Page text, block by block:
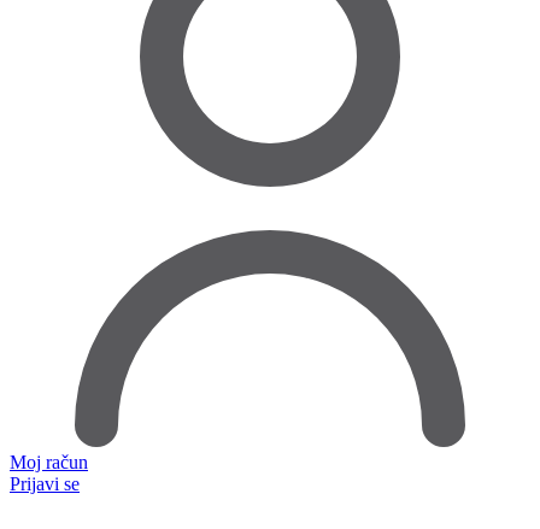
Moj račun
Prijavi se